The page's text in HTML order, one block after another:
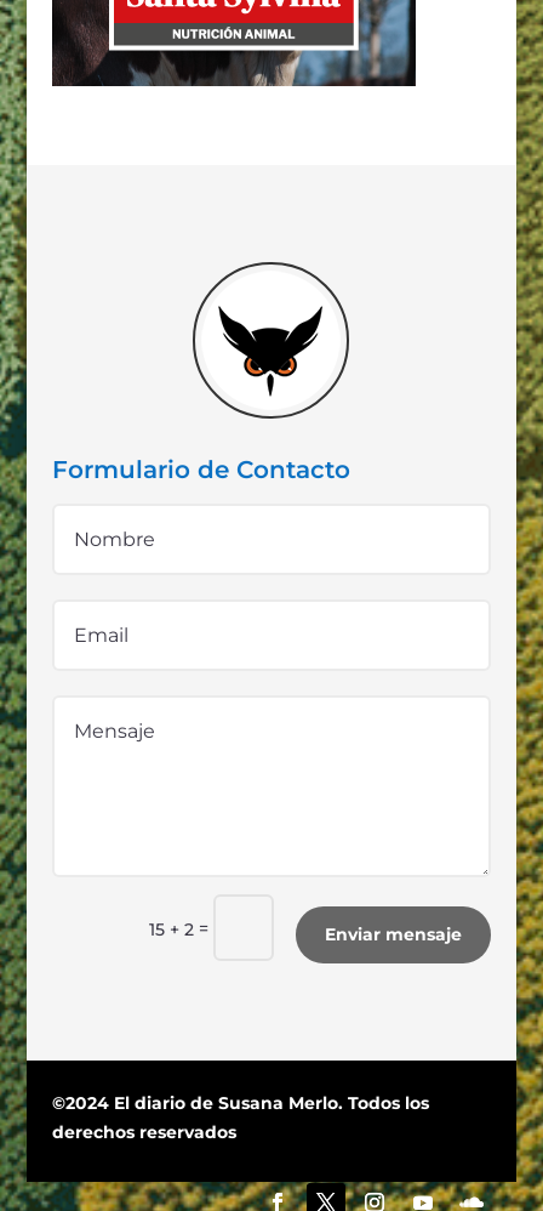
Formulario de Contacto
15 + 2 = Enviar mensaje
©2024 El diario de Susana Merlo. Todos los
derechos reservados